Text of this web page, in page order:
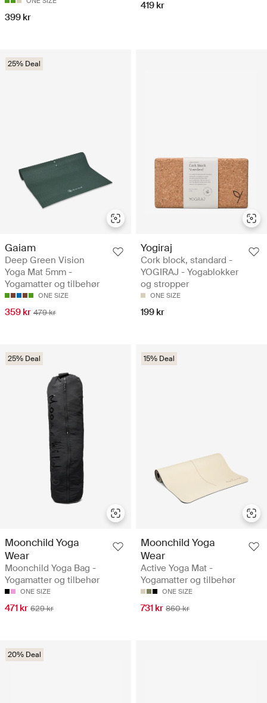
399 kr
419 kr
25% Deal
Gaiam
Deep Green Vision
Yoga Mat 5mm -
Yogamatter og tilbehør
ONE SIZE
359 kr 479 kr
Yogiraj
Cork block, standard -
YOGIRAJ - Yogablokker
og stropper
ONE SIZE
199 kr
25% Deal
Moonchild Yoga
Wear
Moonchild Yoga Bag -
Yogamatter og tilbehør
ONE SIZE
471 kr 629 kr
15% Deal
Moonchild Yoga
Wear
Active Yoga Mat -
Yogamatter og tilbehør
ONE SIZE
731 kr 860 kr
20% Deal